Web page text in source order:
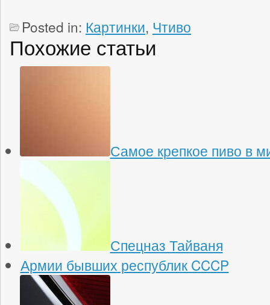
Posted in: Картинки, Чтиво
Похожие статьи
Самое крепкое пиво в
Спецназ Тайваня
Армии бывших республик CCCP